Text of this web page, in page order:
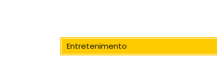
Entretenimento